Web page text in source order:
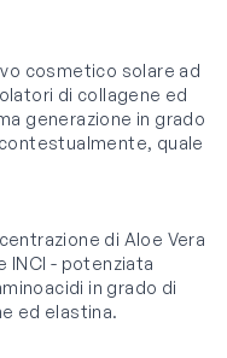
cosmetico solare ad
di collagene ed
generazione in grado
quale
di Aloe Vera
INCI - potenziata
in grado di
ed elastina.